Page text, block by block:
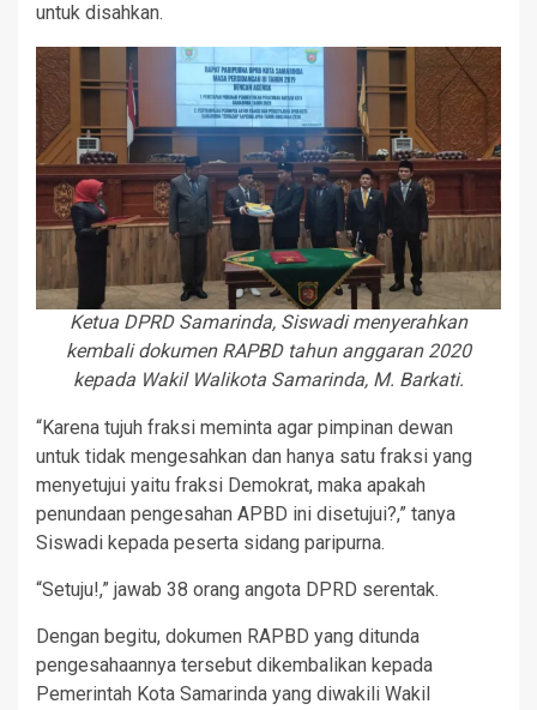
untuk disahkan.
Ketua DPRD Samarinda, Siswadi menyerahkan
kembali dokumen RAPBD tahun anggaran 2020
kepada Wakil Walikota Samarinda, M. Barkati.
“Karena tujuh fraksi meminta agar pimpinan dewan
untuk tidak mengesahkan dan hanya satu fraksi yang
menyetujui yaitu fraksi Demokrat, maka apakah
penundaan pengesahan APBD ini disetujui?,” tanya
Siswadi kepada peserta sidang paripurna.
“Setuju!,” jawab 38 orang angota DPRD serentak.
Dengan begitu, dokumen RAPBD yang ditunda
pengesahaannya tersebut dikembalikan kepada
Pemerintah Kota Samarinda yang diwakili Wakil